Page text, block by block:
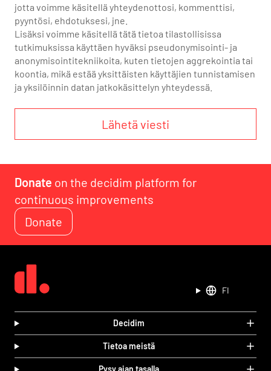
jotta voimme käsitellä yhteydenottosi, kommenttisi,
pyyntösi, ehdotuksesi, jne.
Lisäksi voimme käsitellä tätä tietoa tilastollisissa
tutkimuksissa käyttäen hyväksi pseudonymisointi- ja
anonymisointitekniikoita, kuten tietojen aggrekointia tai
koontia, mikä estää yksittäisten käyttäjien tunnistamisen
ja yksilöinnin datan jatkokäsittelyn yhteydessä.
Lähetä viesti
Donate on the decidim platform for
continuous improvements
Donate
FI
Decidim
Tietoa meistä